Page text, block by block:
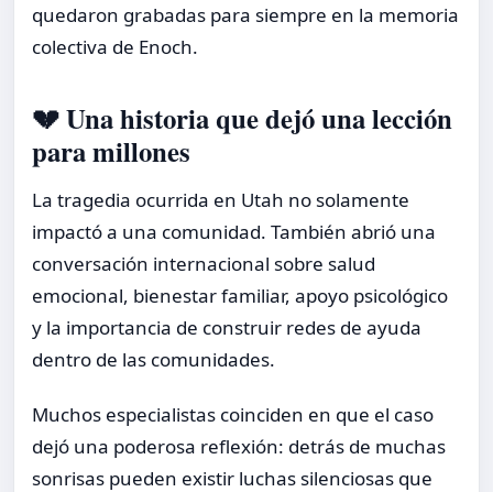
quedaron grabadas para siempre en la memoria
colectiva de Enoch.
💔 Una historia que dejó una lección
para millones
La tragedia ocurrida en Utah no solamente
impactó a una comunidad. También abrió una
conversación internacional sobre salud
emocional, bienestar familiar, apoyo psicológico
y la importancia de construir redes de ayuda
dentro de las comunidades.
Muchos especialistas coinciden en que el caso
dejó una poderosa reflexión: detrás de muchas
sonrisas pueden existir luchas silenciosas que